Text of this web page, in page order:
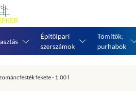
Építőipari
szerszámok
Tömítők,
purhabok
fekete - 1.00 l